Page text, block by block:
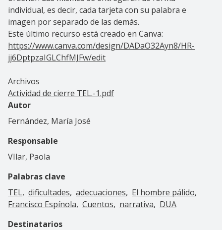
individual, es decir, cada tarjeta con su palabra e
imagen por separado de las demás.
Este último recurso está creado en Canva:
https://www.canva.com/design/DADaO32Ayn8/HR-
jj6DptpzaIGLChfMJFw/edit
Archivos
Actividad de cierre TEL.-1.pdf
Autor
Fernández, María José
Responsable
VIlar, Paola
Palabras clave
TEL dificultades adecuaciones
El hombre pálido
Francisco Espínola Cuentos narrativa
DUA
Destinatarios